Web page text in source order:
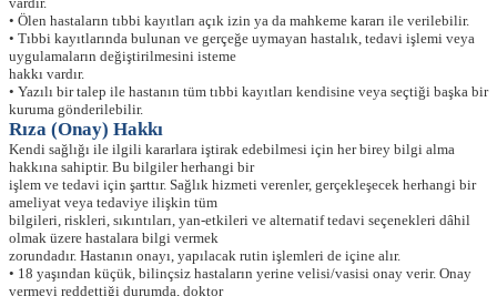
• Ölen hastaların tıbbi kayıtları açık izin ya da mahkeme kararı ile verilebilir.
• Tıbbi kayıtlarında bulunan ve gerçeğe uymayan hastalık, tedavi işlemi veya
uygulamaların değiştirilmesini isteme
hakkı vardır.
• Yazılı bir talep ile hastanın tüm tıbbi kayıtları kendisine veya seçtiği başka bir
kuruma gönderilebilir.
Rıza (Onay) Hakkı
Kendi sağlığı ile ilgili kararlara iştirak edebilmesi için her birey bilgi alma
hakkına sahiptir. Bu bilgiler herhangi bir
işlem ve tedavi için şarttır. Sağlık hizmeti verenler, gerçekleşecek herhangi bir
ameliyat veya tedaviye ilişkin tüm
bilgileri, riskleri, sıkıntıları, yan-etkileri ve alternatif tedavi seçenekleri dâhil
olmak üzere hastalara bilgi vermek
zorundadır. Hastanın onayı, yapılacak rutin işlemleri de içine alır.
• 18 yaşından küçük, bilinçsiz hastaların yerine velisi/vasisi onay verir. Onay
vermeyi reddettiği durumda, doktor